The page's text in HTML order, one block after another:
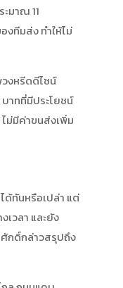
มาณ 11
งทีมส่ง ทำให้ไม่
งหรีดดีไซน์
าทที่มีประโยชน์
ม่มีค่าขนส่งเพิ่ม
ด้ทันหรือเปล่า แต่
วลา และยัง
กดิ์กล่าวสรุปถึง